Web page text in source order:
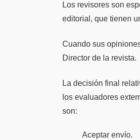
Los revisores son
editorial, que tienen
Cuando sus
Director de la revista.
La decisión final
los evaluadores
son:
Aceptar envío.